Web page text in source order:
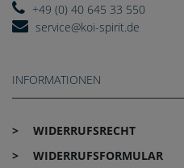
+49 (0) 40 645 33 550
service@koi-spirit.de
INFORMATIONEN
WIDERRUFS­RECHT
WIDERRUFS­FORMULAR